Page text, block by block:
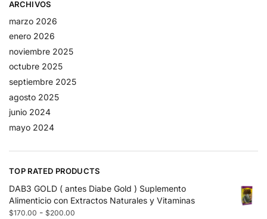
ARCHIVOS
marzo 2026
enero 2026
noviembre 2025
octubre 2025
septiembre 2025
agosto 2025
junio 2024
mayo 2024
TOP RATED PRODUCTS
DAB3 GOLD ( antes Diabe Gold ) Suplemento
Alimenticio con Extractos Naturales y Vitaminas
$170.00 - $200.00